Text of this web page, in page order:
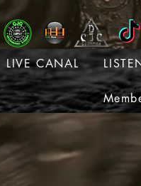
LIVE CANAL